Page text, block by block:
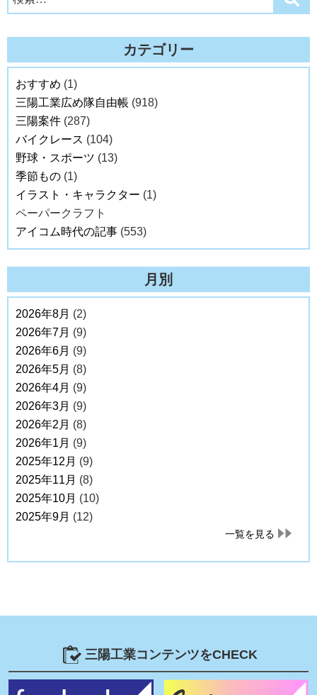
索:
カテゴリー
おすすめ (1)
三陽工業広め隊自由帳 (918)
三陽案件 (287)
バイクレース (104)
野球・スポーツ (13)
季節もの (1)
イラスト・キャラクター (1)
ペーパークラフト
アイコム時代の記事 (553)
月別
2026年8月 (2)
2026年7月 (9)
2026年6月 (9)
2026年5月 (8)
2026年4月 (9)
2026年3月 (9)
2026年2月 (8)
2026年1月 (9)
2025年12月 (9)
2025年11月 (8)
2025年10月 (10)
2025年9月 (12)
一覧を見る
三陽工業コンテンツをCHECK